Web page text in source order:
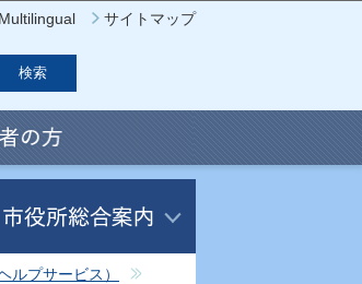
Multilingual サイトマップ
ルプサービス）